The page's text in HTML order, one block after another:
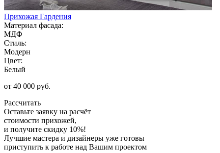
Прихожая Гардения
Материал фасада:
МДФ
Стиль:
Модерн
Цвет:
Белый
от 40 000 руб.
Рассчитать
Оставьте заявку на расчёт
стоимости прихожей,
и получите скидку 10%!
Лучшие мастера и дизайнеры уже готовы
приступить к работе над Вашим проектом